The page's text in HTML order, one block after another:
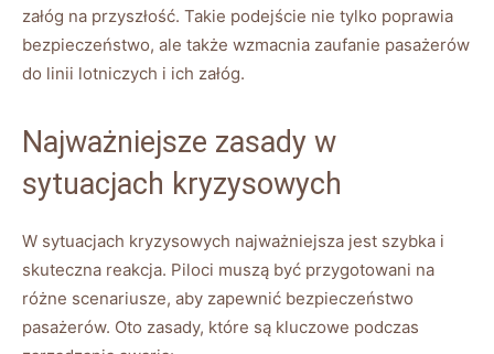
załóg‌ na ‌przyszłość. Takie⁤ podejście nie tylko poprawia
bezpieczeństwo, ale​ także‍ wzmacnia zaufanie pasażerów
‍do linii lotniczych‌ i ‌ich‍ załóg.
Najważniejsze⁤ zasady w‌
sytuacjach ⁤kryzysowych
W sytuacjach kryzysowych najważniejsza ​jest szybka i
‍skuteczna reakcja. Piloci muszą być przygotowani na
⁣różne scenariusze, ⁢aby zapewnić bezpieczeństwo
pasażerów. Oto zasady, ⁤które są kluczowe ‌podczas⁤